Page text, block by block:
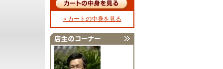
» カートの中身を見る